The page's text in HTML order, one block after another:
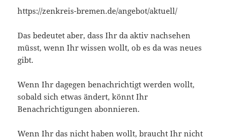
https://zenkreis-bremen.de/angebot/aktuell/
Das bedeutet aber, dass Ihr da aktiv nachsehen
müsst, wenn Ihr wissen wollt, ob es da was neues
gibt.
Wenn Ihr dagegen benachrichtigt werden wollt,
sobald sich etwas ändert, könnt Ihr
Benachrichtigungen abonnieren.
Wenn Ihr das nicht haben wollt, braucht Ihr nicht